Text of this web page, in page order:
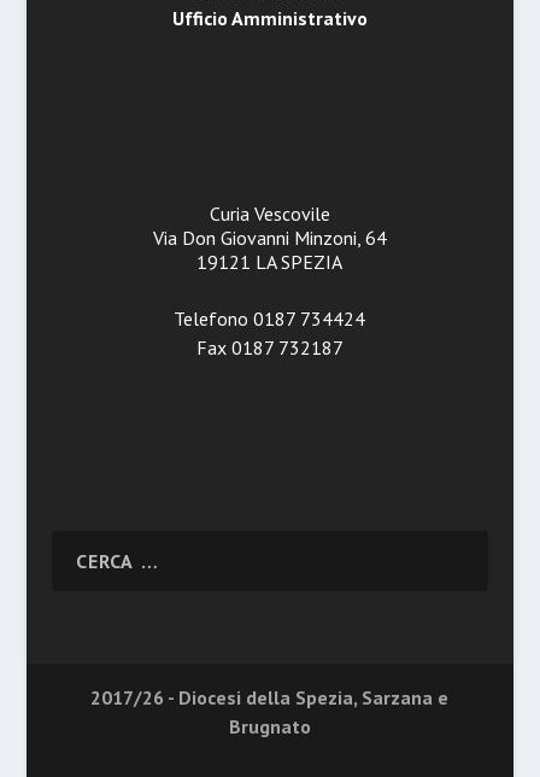
Ufficio Amministrativo
Curia Vescovile
Via Don Giovanni Minzoni, 64
19121 LA SPEZIA
Telefono 0187 734424
Fax 0187 732187
2017/26 - Diocesi della Spezia, Sarzana e
Brugnato